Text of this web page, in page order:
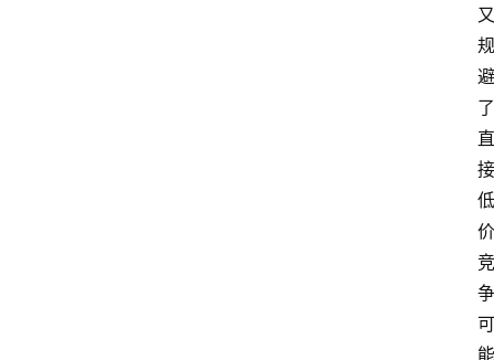
又
规
避
了
直
接
低
价
竞
争
可
能